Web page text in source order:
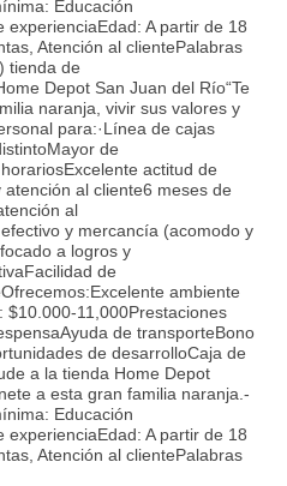
Educación
A partir de 18
Atención al clientePalabras
tienda de
Depot San Juan del Río“Te
naranja, vivir sus valores y
para:·Línea de cajas
de
actitud de
al cliente6 meses de
al
y mercancía (acomodo y
a logros y
de
ambiente
11,000Prestaciones
de transporteBono
de desarrolloCaja de
a la tienda Home Depot
a esta gran familia naranja.-
Educación
A partir de 18
Atención al clientePalabras